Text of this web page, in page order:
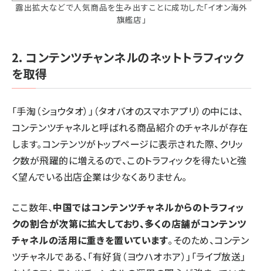
露出拡大などで人気商品を生み出すことに成功した「イオン海外
旗艦店」
2. コンテンツチャンネルのネットトラフィック
を取得
「手淘（ショウタオ）」（タオバオのスマホアプリ）の中には、
コンテンツチャネルと呼ばれる商品紹介のチャネルが存在
します。コンテンツがトップページに表示された際、クリッ
ク数が飛躍的に増えるので、このトラフィックを得たいと強
く望んでいる出店企業は少なくありません。
ここ数年、中国ではコンテンツチャネルからのトラフィッ
クの割合が次第に拡大しており、多くの店舗がコンテンツ
チャネルの活用に重きを置いています。そのため、コンテン
ツチャネルである、「有好貨（ヨウハオホア）」「ライブ放送」